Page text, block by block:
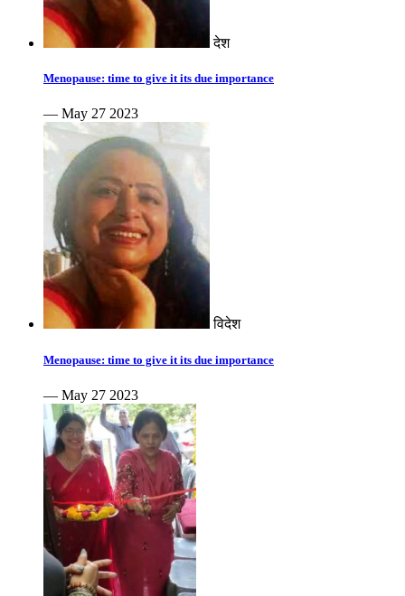
देश
Menopause: time to give it its due importance
— May 27 2023
विदेश
Menopause: time to give it its due importance
— May 27 2023